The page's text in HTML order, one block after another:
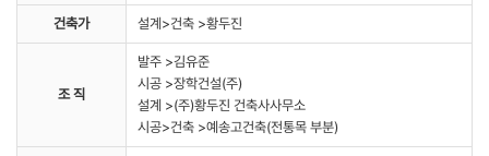
건축가 설계>건축 >황두진
조 직
발주 >김유준
시공 >장학건설(주)
설계 >(주)황두진 건축사사무소
시공>건축 >예송고건축(전통목 부분)